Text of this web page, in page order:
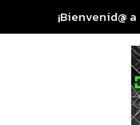
¡Bienvenid@